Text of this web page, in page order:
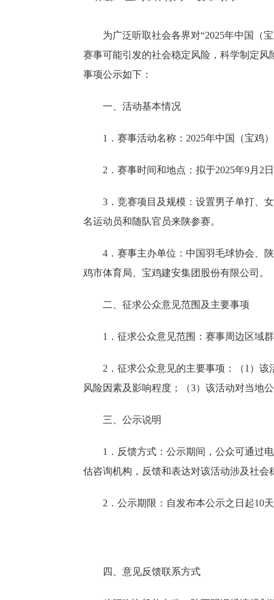
为广泛听取社会各界对“2025年中国（
赛事可能引发的社会稳定风险，科学制定
事项公示如下：
一、活动基本情况
1．赛事活动名称：2025年中国（宝鸡
2．赛事时间和地点：拟于2025年9月2
3．竞赛项目及规模：设置男子单打、
名运动员和随队官员来陕参赛。
4．赛事主办单位：中国羽毛球协会、
鸡市体育局、宝鸡建安集团股份有限公司。
二、征求公众意见范围及主要事项
1．征求公众意见范围：赛事周边区域
2．征求公众意见的主要事项：（1）
风险因素及影响程度；（3）该活动对当地
三、公示说明
1．反馈方式：公示期间，公众可通过
估咨询机构，反馈和表达对该活动涉及社会
2．公示期限：自发布本公示之日起10
四、意见反馈联系方式